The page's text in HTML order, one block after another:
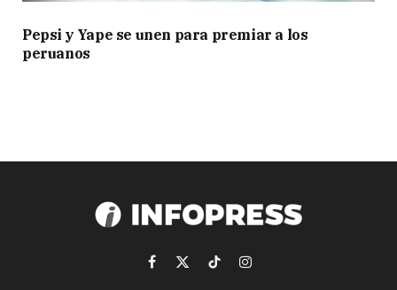
Pepsi y Yape se unen para premiar a los
peruanos
Facebook
X
TikTokInstagram